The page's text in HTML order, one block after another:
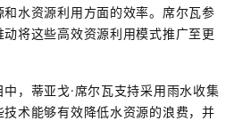
水资源利用方面的效率。席尔瓦参
将这些高效资源利用模式推广至更
，蒂亚戈·席尔瓦支持采用雨水收集
术能够有效降低水资源的浪费，并